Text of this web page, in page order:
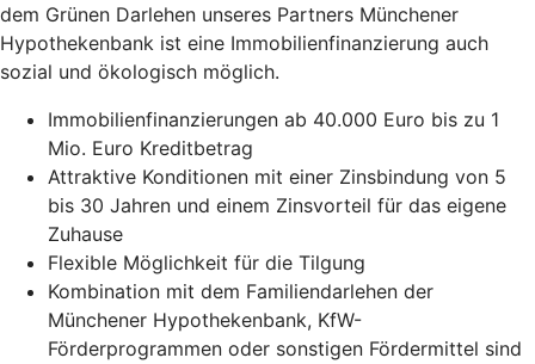
dem Grünen Darlehen unseres Partners Münchener
Hypothekenbank ist eine Immobilienfinanzierung auch
sozial und ökologisch möglich.
Immobilienfinanzierungen ab 40.000 Euro bis zu 1
Mio. Euro Kreditbetrag
Attraktive Konditionen mit einer Zinsbindung von 5
bis 30 Jahren und einem Zinsvorteil für das eigene
Zuhause
Flexible Möglichkeit für die Tilgung
Kombination mit dem Familiendarlehen der
Münchener Hypothekenbank, KfW-
Förderprogrammen oder sonstigen Fördermittel sind